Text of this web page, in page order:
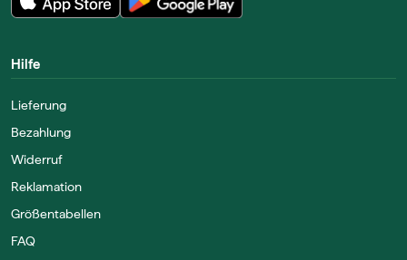
Hilfe
Lieferung
Bezahlung
Widerruf
Reklamation
Größentabellen
FAQ